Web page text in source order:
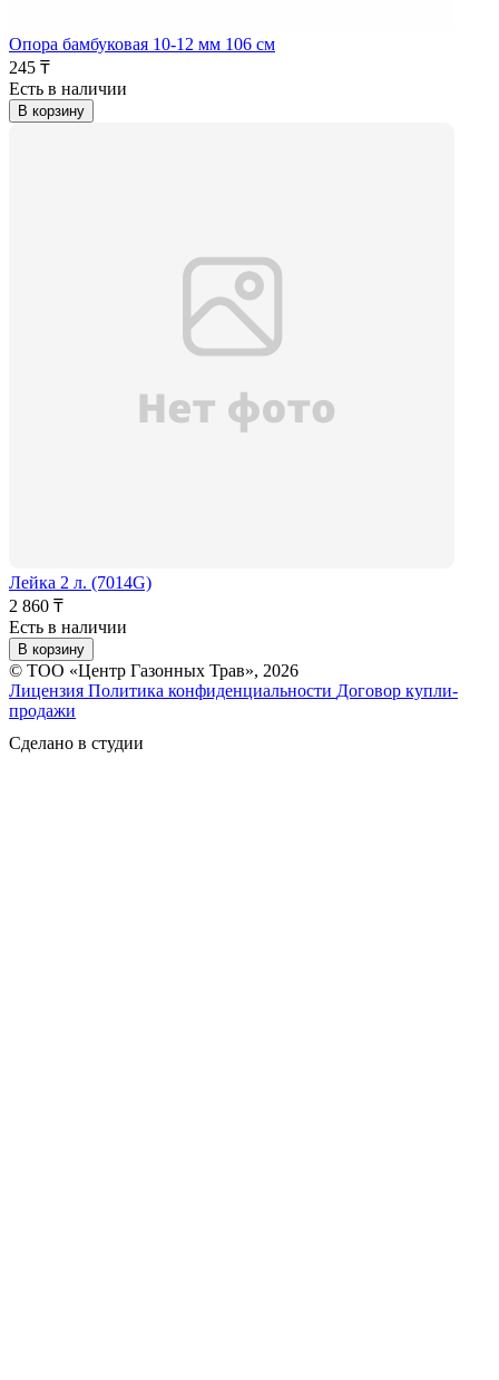
Опора бамбуковая 10-12 мм 106 см
245 ₸
Есть в наличии
В корзину
Лейка 2 л. (7014G)
2 860 ₸
Есть в наличии
В корзину
© ТОО «Центр Газонных Трав», 2026
Лицензия Политика конфиденциальности Договор купли-
продажи
Сделано в студии